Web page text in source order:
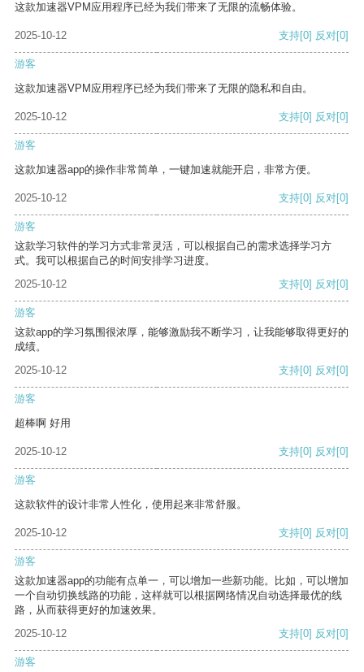
这款加速器VPM应用程序已经为我们带来了无限的流畅体验。
2025-10-12 支持[0] 反对[0]
游客
这款加速器VPM应用程序已经为我们带来了无限的隐私和自由。
2025-10-12 支持[0] 反对[0]
游客
这款加速器app的操作非常简单，一键加速就能开启，非常方便。
2025-10-12 支持[0] 反对[0]
游客
这款学习软件的学习方式非常灵活，可以根据自己的需求选择学习方
式。我可以根据自己的时间安排学习进度。
2025-10-12
支持[0] 反对[0]
游客
这款app的学习氛围很浓厚，能够激励我不断学习，让我能够取得更好的
成绩。
2025-10-12
支持[0] 反对[0]
游客
超棒啊 好用
2025-10-12 支持[0] 反对[0]
游客
这款软件的设计非常人性化，使用起来非常舒服。
2025-10-12 支持[0] 反对[0]
游客
这款加速器app的功能有点单一，可以增加一些新功能。比如，可以增加
一个自动切换线路的功能，这样就可以根据网络情况自动选择最优的线
路，从而获得更好的加速效果。
2025-10-12
支持[0] 反对[0]
游客